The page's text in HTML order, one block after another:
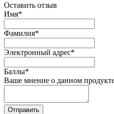
Оставить отзыв
Имя*
Фамилия*
Электронный адрес*
Баллы*
Ваше мнение о данном
Отправить